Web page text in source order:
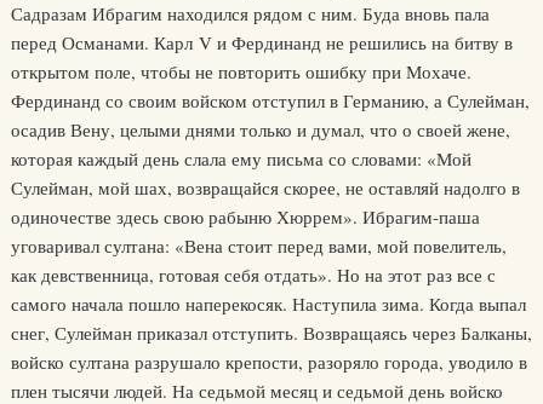
Садразам Ибрагим находился рядом с ним. Буда вновь пала
перед Османами. Карл V и Фердинанд не решились на битву в
открытом поле, чтобы не повторить ошибку при Мохаче.
Фердинанд со своим войском отступил в Германию, а Сулейман,
осадив Вену, целыми днями только и думал, что о своей жене,
которая каждый день слала ему письма со словами: «Мой
Сулейман, мой шах, возвращайся скорее, не оставляй надолго в
одиночестве здесь свою рабыню Хюррем». Ибрагим-паша
уговаривал султана: «Вена стоит перед вами, мой повелитель,
как девственница, готовая себя отдать». Но на этот раз все с
самого начала пошло наперекосяк. Наступила зима. Когда выпал
снег, Сулейман приказал отступить. Возвращаясь через Балканы,
войско султана разрушало крепости, разоряло города, уводило в
плен тысячи людей. На седьмой месяц и седьмой день войско